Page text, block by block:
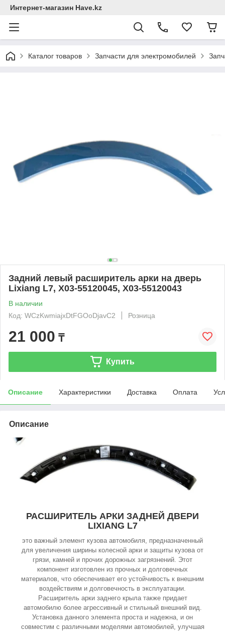
Интернет-магазин Have.kz
Каталог товаров Запчасти для электромобилей
Задний левый расширитель арки на дверь
Lixiang L7, X03-55120045, X03-55120043
В наличии
Код: WCzKwmiajxDtFGOoDjavC2
Розница
21 000 ₸
Купить
Описание Характеристики Доставка Оплата
Описание
РАСШИРИТЕЛЬ АРКИ ЗАДНЕЙ ДВЕРИ
LIXIANG L7
это важный элемент кузова автомобиля, предназначенный
для увеличения ширины колесной арки и защиты кузова от
грязи, камней и прочих дорожных загрязнений. Этот
компонент изготовлен из прочных и долговечных
материалов, что обеспечивает его устойчивость к внешним
воздействиям и долговечность в эксплуатации.
Расширитель арки заднего крыла также придает
автомобилю более агрессивный и стильный внешний вид.
Установка данного элемента проста и надежна, и он
совместим с различными моделями автомобилей, улучшая